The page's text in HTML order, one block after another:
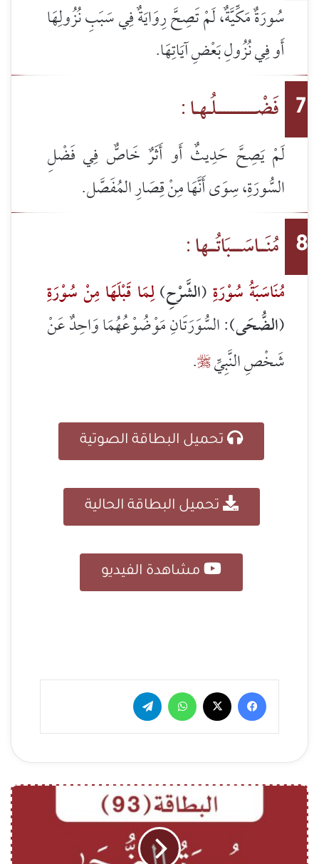
سُورَةٌ مَكِّيَّةٌ، لَمْ تَصِحَّ رِوَايَةٌ فِي سَبَبِ نُزُولِهَا
أَو فِي نُزُولِ بَعْضِ آيَاتِهَا.
7 فَضْـــــــــــلُـهـا :
لَمْ يَصِحَّ حَدِيثٌ أَو أَثَرٌ خَاصٌّ فِي فَضْلِ
السُّورَةِ، سِوَى أَنَّهَا مِنْ قِصَارِ المُفَصَّل.
8 مُنَــاسَـــبَاتُــها :
مُنَاسَبَةُ سُوْرَةِ(الشَّرْحِ)لِمَا قَبْلَهَا مِنْ سُوْرَةِ
(الضُّحَى):السُّوَرَتَانِ مَوْضُوْعُهُمَا وَاحِدٌ عَنْ
شَخْصِ النَّبِيِّ
.
تحميل البطاقة الصوتية
تحميل البطاقة الحالية
مشاهدة الفيديو
فيسبوك ‫X واتساب